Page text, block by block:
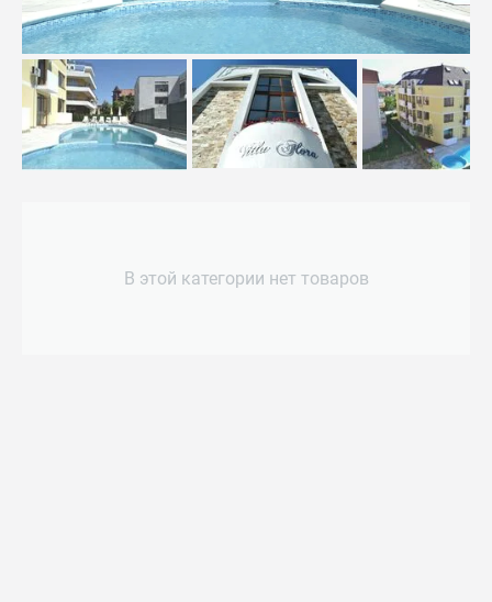
В этой категории нет товаров